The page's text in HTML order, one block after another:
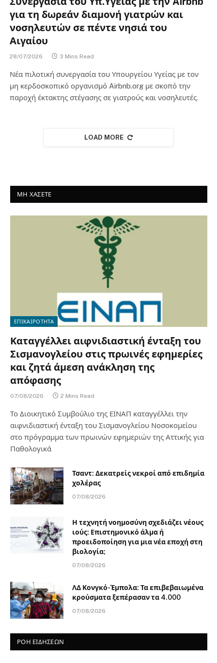
για τη δωρεάν διαμονή γιατρών και
νοσηλευτών σε πέντε νησιά του
Αιγαίου
28/07/2026 3 Mins Read
Νέα πιλοτική συνεργασία του Υπουργείου Υγείας με τον
μη κερδοσκοπικό οργανισμό Airbnb.org με σκοπό την
παροχή έκτακτης στέγασης σε γιατρούς και νοσηλευτές.
LOAD MORE
ΜΗ ΧΑΣΕΤΕ
ΕΠΙΚΑΙΡΟΤΗΤΑ
Καταγγέλλει αιφνιδιαστική ένταξη του
Σισμανογλείου στις πρωινές εφημερίες
και ζητά άμεση ανάκληση της
απόφασης
07/08/2026 2 Mins Read
Το Διοικητικό Συμβούλιο της ΕΙΝΑΠ καταγγέλλει την
αιφνιδιαστική ένταξη του Σισμανογλείου Νοσοκομείου
στο πρόγραμμα των πρωινών εφημεριών της Αττικής για
Παθολογικά
Τσαντ: Δεκατρείς νεκροί από επιδημία
χολέρας
07/08/2026
Η τεχνητή νοημοσύνη σχεδιάζει νέους
ιούς: Επιστημονικό άλμα ή
προειδοποίηση για μια νέα εποχή στη
βιολογία;
07/08/2026
ΛΔ Κονγκό-Έμπολα: Τα επιβεβαιωμένα
κρούσματα ξεπέρασαν τα 4.000
07/08/2026
ΡΟΗ ΕΙΔΗΣΕΩΝ